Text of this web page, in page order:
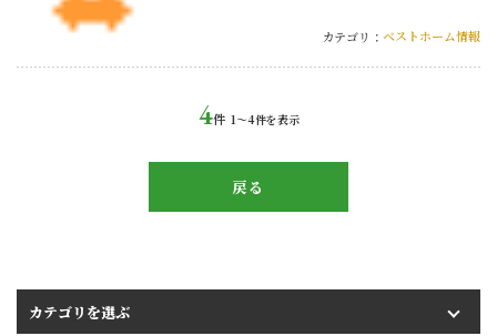
カテゴリ： ベストホーム情報
4件 1〜4件を表示
戻る